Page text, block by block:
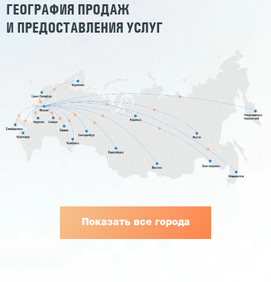
ГЕОГРАФИЯ ПРОДАЖ
И ПРЕДОСТАВЛЕНИЯ УСЛУГ
Показать все города